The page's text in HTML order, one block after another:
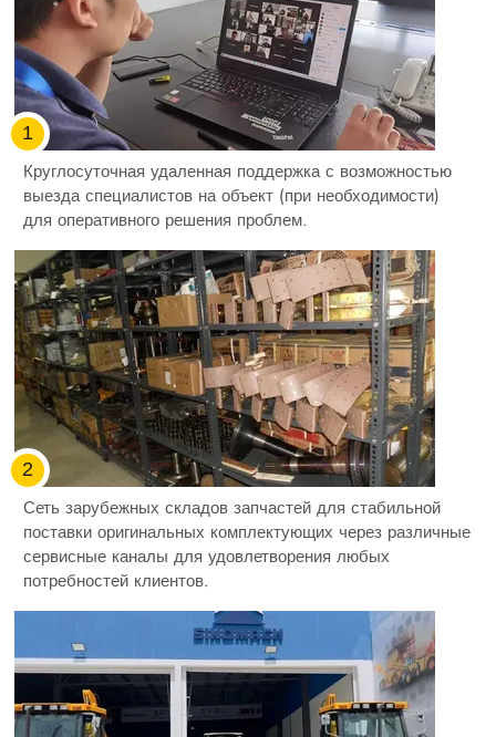
1
Круглосуточная удаленная поддержка с возможностью
выезда специалистов на объект (при необходимости)
для оперативного решения проблем.
2
Сеть зарубежных складов запчастей для стабильной
поставки оригинальных комплектующих через различные
сервисные каналы для удовлетворения любых
потребностей клиентов.